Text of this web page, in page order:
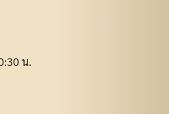
น.